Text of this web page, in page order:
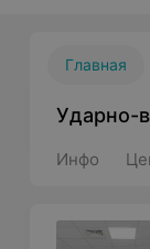
Главная
Ударно-
Инфо